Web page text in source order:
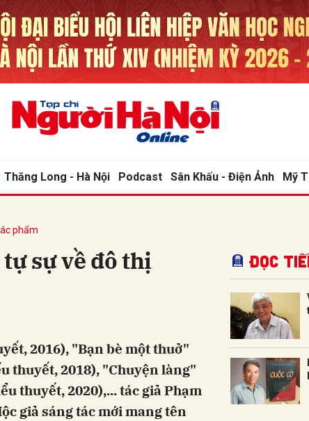
Thăng Long - Hà Nội Podcast Sân Khấu - Điện Ảnh Mỹ
phẩm
sự về đô thị
2016), "Bạn bè một thuở"
thuyết, 2018), "Chuyện làng"
thuyết, 2020),... tác giả Phạm
giả sáng tác mới mang tên
Đọc